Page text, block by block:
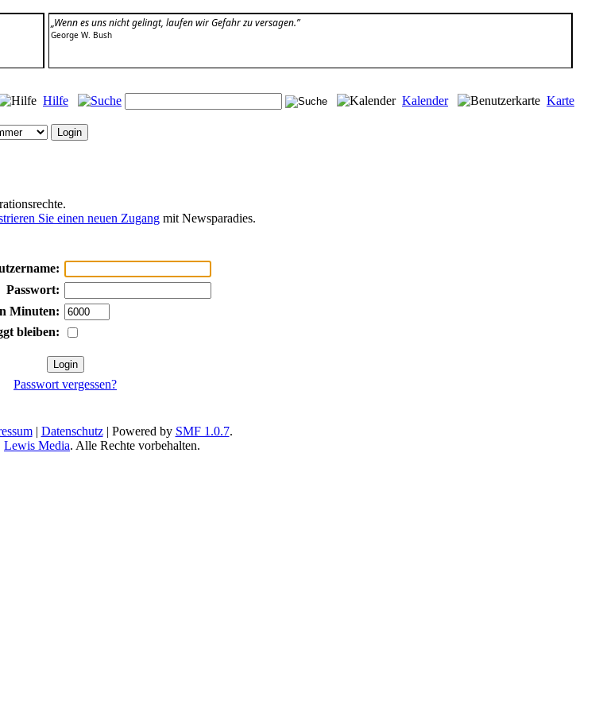
„Wenn es uns nicht gelingt, laufen wir Gefahr zu versagen.”
George W. Bush
Hilfe Kalender
Karte
Sie einen neuen Zugang mit Newsparadies.
Passwort:
Minuten:
bleiben:
Passwort vergessen?
| Datenschutz| Powered by SMF 1.0.7.
Lewis Media. Alle Rechte vorbehalten.